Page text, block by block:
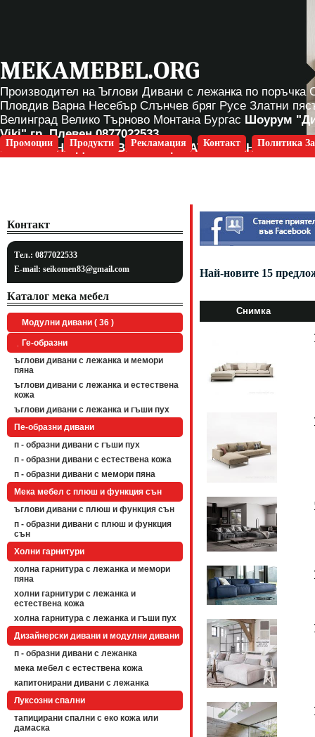
MEKAMEBEL.ORG
Производител на Ъглови Дивани с лежанка по поръчка
Пловдив Варна Несебър Слънчев бряг Русе Златни
Велинград Велико Търново Монтана Бургас Шоурум
Viki" гр. Плевен0877022533
БЕЗПЛАТНА ДОСТАВКА ЗА ЦЯЛАТА СТРАНА
Промоции Продукти Рекламация Контакт Политика
Контакт
Тел.: 0877022533
E-mail: seikomen83@gmail.com
Каталог мека мебел
Модулни дивани ( 36 )
Ге-образни
ъглови дивани с лежанка и мемори
пяна
ъглови дивани с лежанка и естествена
кожа
ъглови дивани с лежанка и гъши пух
Пе-образни дивани
п - образни дивани с гъши пух
п - образни дивани с естествена кожа
п - образни дивани с мемори пяна
Мека мебел с плюш и функция сън
ъглови дивани с плюш и функция сън
п - образни дивани с плюш и функция
сън
Холни гарнитури
холна гарнитура с лежанка и мемори
пяна
холни гарнитури с лежанка и
естествена кожа
холна гарнитура с лежанка и гъши пух
Дизайнерски дивани и модулни дивани
п - образни дивани с лежанка
мека мебел с естествена кожа
капитонирани дивани с лежанка
Луксозни спални
тапицирани спални с еко кожа или
дамаска
Най-новите 15
Снимка